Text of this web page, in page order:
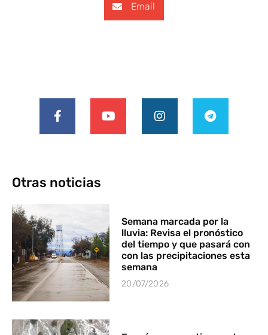
Email
Otras noticias
Semana marcada por la
lluvia: Revisa el pronóstico
del tiempo y que pasará con
con las precipitaciones esta
semana
20/07/2026